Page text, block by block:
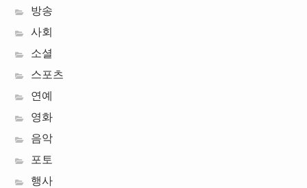
방송
사회
소셜
스포츠
연예
영화
음악
포토
행사